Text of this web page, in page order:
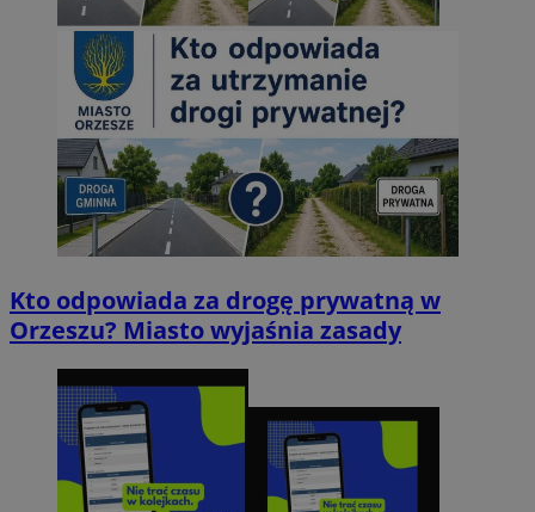
Kto odpowiada za drogę prywatną w
Orzeszu? Miasto wyjaśnia zasady